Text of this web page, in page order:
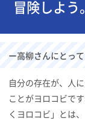
冒険しよう。
ー高柳さんにとっ
自分の存在が、人
ことがヨロコビで
くヨロコビ」とは